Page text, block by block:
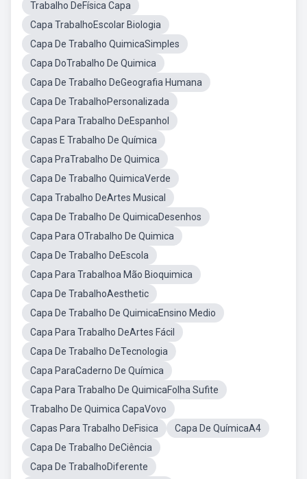
Trabalho DeFísica Capa
Capa TrabalhoEscolar Biologia
Capa De Trabalho QuimicaSimples
Capa DoTrabalho De Quimica
Capa De Trabalho DeGeografia Humana
Capa De TrabalhoPersonalizada
Capa Para Trabalho DeEspanhol
Capas E Trabalho De Química
Capa PraTrabalho De Quimica
Capa De Trabalho QuimicaVerde
Capa Trabalho DeArtes Musical
Capa De Trabalho De QuimicaDesenhos
Capa Para OTrabalho De Quimica
Capa De Trabalho DeEscola
Capa Para Trabalhoa Mão Bioquimica
Capa De TrabalhoAesthetic
Capa De Trabalho De QuimicaEnsino Medio
Capa Para Trabalho DeArtes Fácil
Capa De Trabalho DeTecnologia
Capa ParaCaderno De Química
Capa Para Trabalho De QuimicaFolha Sufite
Trabalho De Quimica CapaVovo
Capas Para Trabalho DeFisica
Capa De QuímicaA4
Capa De Trabalho DeCiência
Capa De TrabalhoDiferente